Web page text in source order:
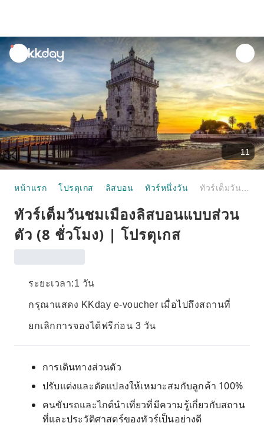
unread
notifications
11
หน้าแรก โปรตุเกส ลิสบอน ทัวร์หนึ่งวัน
ทัวร์เต็มวันชมเมืองลิสบอนแบบส่วน
ตัว (8 ชั่วโมง) | โปรตุเกส
ระยะเวลา:1 วัน
กรุณาแสดง KKday e-voucher เมื่อไปถึงสถานที่
ยกเลิกการจองได้ฟรีก่อน 3 วัน
การเดินทางส่วนตัว
ปรับแต่งและดัดแปลงให้เหมาะสมกับลูกค้า 100%
คนขับรถและไกด์นำเที่ยวที่มีความรู้เกี่ยวกับสถาน
ที่และประวัติศาสตร์ของทัวร์เป็นอย่างดี